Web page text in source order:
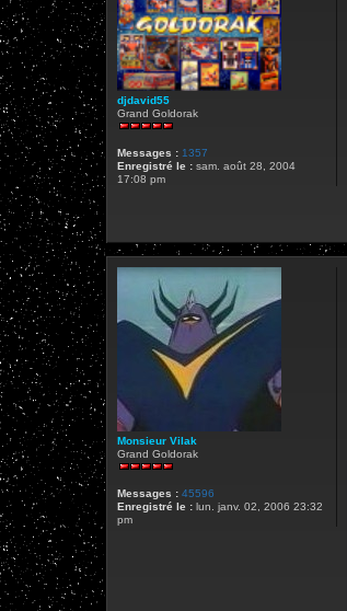
djdavid55
Grand Goldorak
Messages : 1357
Enregistré le : sam. août 28, 2004
17:08 pm
Monsieur Vilak
Grand Goldorak
Messages : 45596
Enregistré le : lun. janv. 02, 2006 23:32
pm